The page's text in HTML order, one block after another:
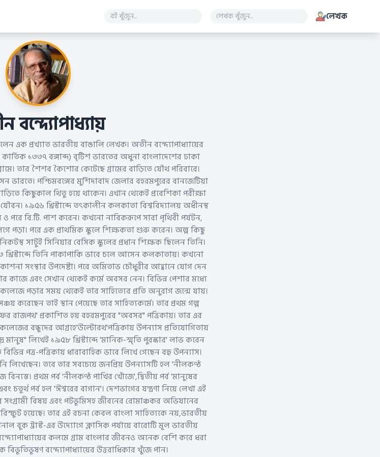
লেখক
বন্দ্যোপাধ্যায়
এক প্রখ্যাত ভারতীয় বাঙালি লেখক। অতীন বন্দ্যোপাধ্যায়ের
কার্তিক ১৩৩৭ বঙ্গাব্দ) বৃটিশ ভারতের অধুনা বাংলাদেশের ঢাকা
তার শৈশব কৈশোর কেটেছে গ্রামের বাড়িতে যৌথ পরিবারে।
পশ্চিমবঙ্গের মুর্শিদাবাদ জেলার বহরমপুরের বানজেটিয়া
কিছুকাল থিতু হয়ে থাকেন। এখান থেকেই প্রবেশিকা পরীক্ষা
১৯৫৬ খ্রিস্টাব্দে তৎকালীন কলকাতা বিশ্ববিদ্যালয় অধীনস্থ
বি.টি. পাশ করেন। কখনো নাবিকরূপে সারা পৃথিবী পর্যটন,
পড়া। পরে এক প্রাথমিক স্কুলে শিক্ষকতা শুরু করেন। অল্প কিছু
সাটুই সিনিয়ার বেসিক স্কুলের প্রধান শিক্ষক ছিলেন তিনি।
তিনি পাকাপাকি ভাবে চলে আসেন কলকাতায়। কখনো
সংস্থার উপদেষ্টা। পরে অমিতাভ চৌধুরীর আহ্বানে যোগ দেন
কাজে এবং সেখান থেকেই কর্মে অবসর নেন। বিভিন্ন পেশার মধ্যে
পড়ার সময় থেকেই তার সাহিত্যের প্রতি অনুরাগ জন্মে যায়।
করেছেন তাই স্থান পেয়েছে তার সাহিত্যকর্মে। তার প্রথম গল্প
রাজপথ' প্রকাশিত হয় বহরমপুরের "অবসর" পত্রিকায়। তার এর
বন্ধুদের আগ্রহে'উল্টোরথ'পত্রিকায় উপন্যাস প্রতিযোগিতায়
লিখেই ১৯৫৮ খ্রিস্টাব্দে 'মানিক-স্মৃতি পুরস্কার' লাভ করেন
পত্র-পত্রিকায় ধারাবাহিক ভাবে লিখে গেছেন বহু উপন্যাস।
তবে তার সবচেয়ে জনপ্রিয় উপন্যাসটি হল 'নীলকণ্ঠ
প্রথম পর্ব 'নীলকণ্ঠ পাখির খোঁজে',দ্বিতীয় পর্ব 'মানুষের
পর্ব হল 'ঈশ্বরের বাগান'। দেশভাগের যন্ত্রণা নিয়ে লেখা এই
সংগ্রামী বিষয় এবং পটভূমিসহ জীবনের রোমাঞ্চকর অভিযানের
হয়েছে। তার এই রচনা কেবল বাংলা সাহিত্যকে নয়,ভারতীয়
বুক ট্রাস্ট-এর উদ্যোগে ক্লাসিক পর্যায়ে বারোটি মূল ভারতীয়
কলমে গ্রাম বাংলার জীবনও অনেক বেশি করে ধরা
বিভূতিভূষণ বন্দ্যোপাধ্যায়ের উত্তরাধিকার খুঁজে পান।